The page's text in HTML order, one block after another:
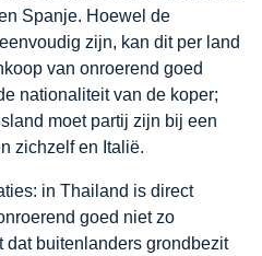
Spanje. Hoewel de
zijn, kan dit per land
van onroerend goed
nationaliteit van de koper;
moet partij zijn bij een
zichzelf en Italië.
in Thailand is direct
goed niet zo
dat buitenlanders grondbezit